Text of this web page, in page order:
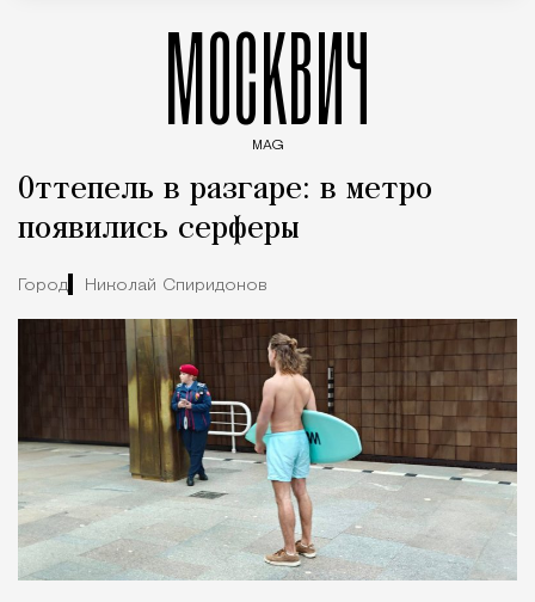
МОСКВИЧ
MAG
Оттепель в разгаре: в метро
появились серферы
Город Николай Спиридонов